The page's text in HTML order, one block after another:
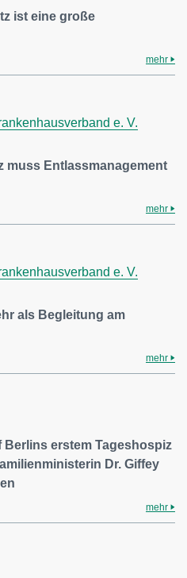
ist eine große
mehr
e. V.
muss Entlassmanagement
mehr
e. V.
als Begleitung am
mehr
erstem Tageshospiz
Dr. Giffey
mehr